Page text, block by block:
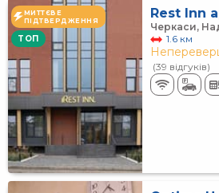
МИТТЄВЕ
ПІДТВЕРДЖЕННЯ
TOП
Rest Inn
Черкаси,
1.6 км
(39 відгуків)